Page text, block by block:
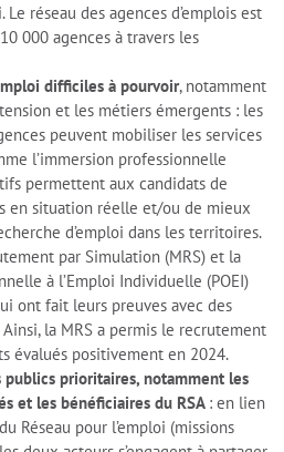
Le réseau des agences d’emplois est
000 agences à travers les
difficiles à pourvoir, notamment
et les métiers émergents : les
peuvent mobiliser les services
l’immersion professionnelle
permettent aux candidats de
en situation réelle et/ou de mieux
d’emploi dans les territoires.
par Simulation (MRS) et la
à l’Emploi Individuelle (POEI)
ont fait leurs preuves avec des
la MRS a permis le recrutement
évalués positivement en 2024.
publics prioritaires, notamment les
et les bénéficiaires du RSA : en lien
Réseau pour l’emploi (missions